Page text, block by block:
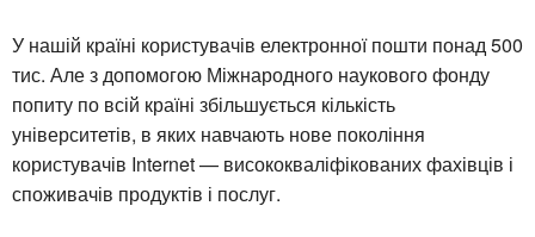
У нашій країні користувачів електронної пошти понад 500
тис. Але з допомогою Міжнародного наукового фонду
попиту по всій країні збільшується кількість
університетів, в яких навчають нове покоління
користувачів Internet — висококваліфікованих фахівців і
споживачів продуктів і послуг.